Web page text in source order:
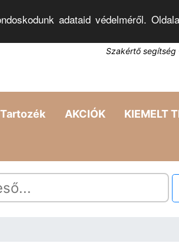
adataid védelméről.
Szakértő segítség
Tartozék AKCIÓK KIEMELT